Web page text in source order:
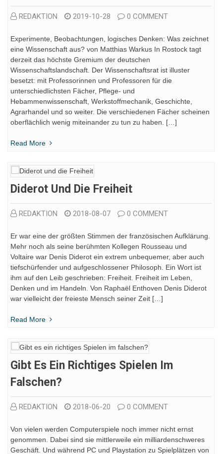
REDAKTION 2019-10-28 0 COMMENT
Experimente, Beobachtungen, logisches Denken: Was zeichnet
eine Wissenschaft aus? von Matthias Warkus In Rostock tagt
derzeit das höchste Gremium der deutschen
Wissenschaftslandschaft. Der Wissenschaftsrat ist illuster
besetzt: mit Professorinnen und Professoren für die
unterschiedlichsten Fächer, Pflege- und
Hebammenwissenschaft, Werkstoffmechanik, Geschichte,
Agrarhandel und so weiter. Die verschiedenen Fächer scheinen
oberflächlich wenig miteinander zu tun zu haben. […]
Read More
Diderot Und Die Freiheit
REDAKTION 2018-08-07 0 COMMENT
Er war eine der größten Stimmen der französischen Aufklärung.
Mehr noch als seine berühmten Kollegen Rousseau und
Voltaire war Denis Diderot ein extrem unbequemer, aber auch
tiefschürfender und aufgeschlossener Philosoph. Ein Wort ist
ihm auf den Leib geschrieben: Freiheit. Freiheit im Leben,
Denken und im Handeln. Von Raphaël Enthoven Denis Diderot
war vielleicht der freieste Mensch seiner Zeit […]
Read More
Gibt Es Ein Richtiges Spielen Im
Falschen?
REDAKTION 2018-06-20 0 COMMENT
Von vielen werden Computerspiele noch immer nicht ernst
genommen. Dabei sind sie mittlerweile ein milliardenschweres
Geschäft. Und während PC und Playstation zu Spielplätzen von